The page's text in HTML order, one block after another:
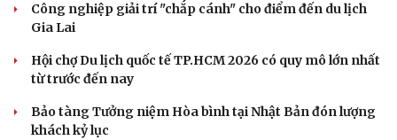
Công nghiệp giải trí "chắp cánh" cho điểm đến du lịch
Gia Lai
Hội chợ Du lịch quốc tế TP.HCM 2026 có quy mô lớn nhất
từ trước đến nay
Bảo tàng Tưởng niệm Hòa bình tại Nhật Bản đón lượng
khách kỷ lục